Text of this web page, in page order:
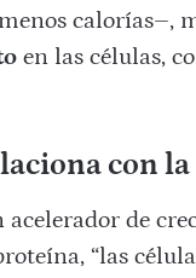
calorías–,
en las células,
con
acelerador de
“las